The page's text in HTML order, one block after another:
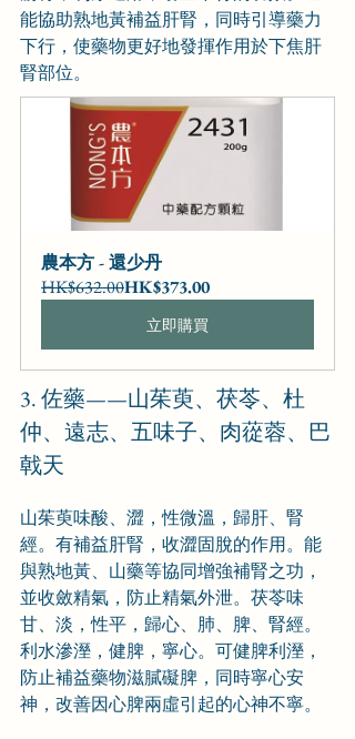
能協助熟地黃補益肝腎，同時引導藥力
下行，使藥物更好地發揮作用於下焦肝
腎部位。
農本方 - 還少丹
HK$632.00HK$373.00
立即購買
3. 佐藥——山茱萸、茯苓、杜
仲、遠志、五味子、肉蓯蓉、巴
戟天
山茱萸味酸、澀，性微溫，歸肝、腎
經。有補益肝腎，收澀固脫的作用。能
與熟地黃、山藥等協同增強補腎之功，
並收斂精氣，防止精氣外泄。茯苓味
甘、淡，性平，歸心、肺、脾、腎經。
利水滲溼，健脾，寧心。可健脾利溼，
防止補益藥物滋膩礙脾，同時寧心安
神，改善因心脾兩虛引起的心神不寧。